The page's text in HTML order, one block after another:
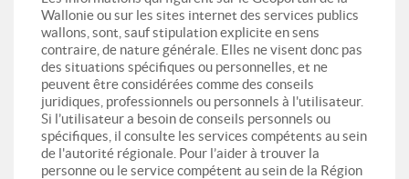
Wallonie ou sur les sites internet des services publics
wallons, sont, sauf stipulation explicite en sens
contraire, de nature générale. Elles ne visent donc pas
des situations spécifiques ou personnelles, et ne
peuvent être considérées comme des conseils
juridiques, professionnels ou personnels à l'utilisateur.
Si l’utilisateur a besoin de conseils personnels ou
spécifiques, il consulte les services compétents au sein
de l'autorité régionale. Pour l’aider à trouver la
personne ou le service compétent au sein de la Région